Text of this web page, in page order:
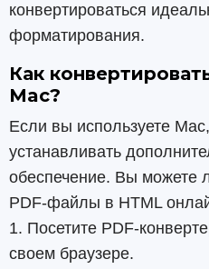
конвертироваться
форматирования.
Как
Mac?
Если вы используете
устанавливать
обеспечение. Вы можете
PDF-файлы в HTML
1. Посетите PDF-
своем браузере.